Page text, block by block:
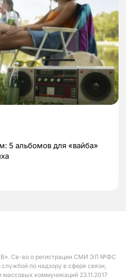
5 альбомов для «вайба»
Св-во о регистрации СМИ ЭЛ №ФС
по надзору в сфере связи,
коммуникаций 23.11.2017